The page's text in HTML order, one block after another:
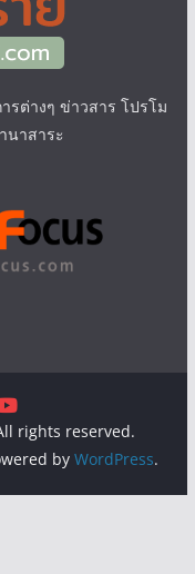
รต่างๆ ข่าวสาร โปรโม
นาสาระ
rights reserved.
by WordPress.